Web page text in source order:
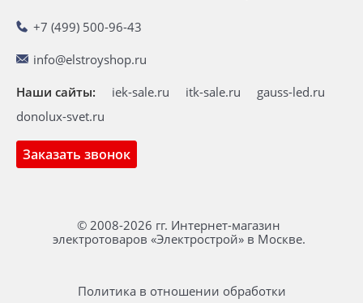
+7 (499) 500-96-43
info@elstroyshop.ru
Заказать звонок
Наши сайты: iek-sale.ru itk-sale.ru
gauss-led.ru
donolux-svet.ru
© 2008-2026 гг. Интернет-магазин
электротоваров «Электрострой» в Москве.
Политика в отношении обработки